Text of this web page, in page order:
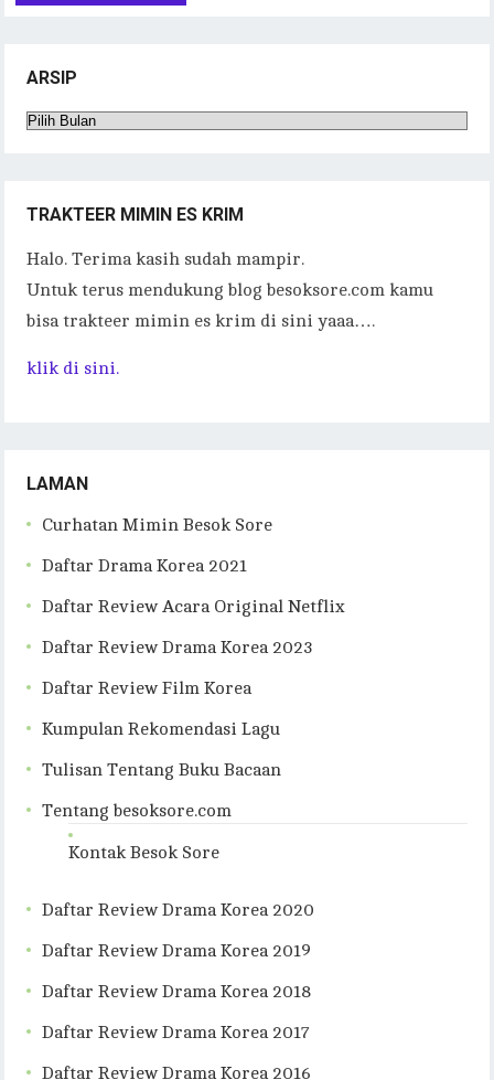
ARSIP
Arsip
TRAKTEER MIMIN ES KRIM
Halo. Terima kasih sudah mampir.
Untuk terus mendukung blog besoksore.com kamu
bisa trakteer mimin es krim di sini yaaa….
klik di sini.
LAMAN
Curhatan Mimin Besok Sore
Daftar Drama Korea 2021
Daftar Review Acara Original Netflix
Daftar Review Drama Korea 2023
Daftar Review Film Korea
Kumpulan Rekomendasi Lagu
Tulisan Tentang Buku Bacaan
Tentang besoksore.com
Kontak Besok Sore
Daftar Review Drama Korea 2020
Daftar Review Drama Korea 2019
Daftar Review Drama Korea 2018
Daftar Review Drama Korea 2017
Daftar Review Drama Korea 2016